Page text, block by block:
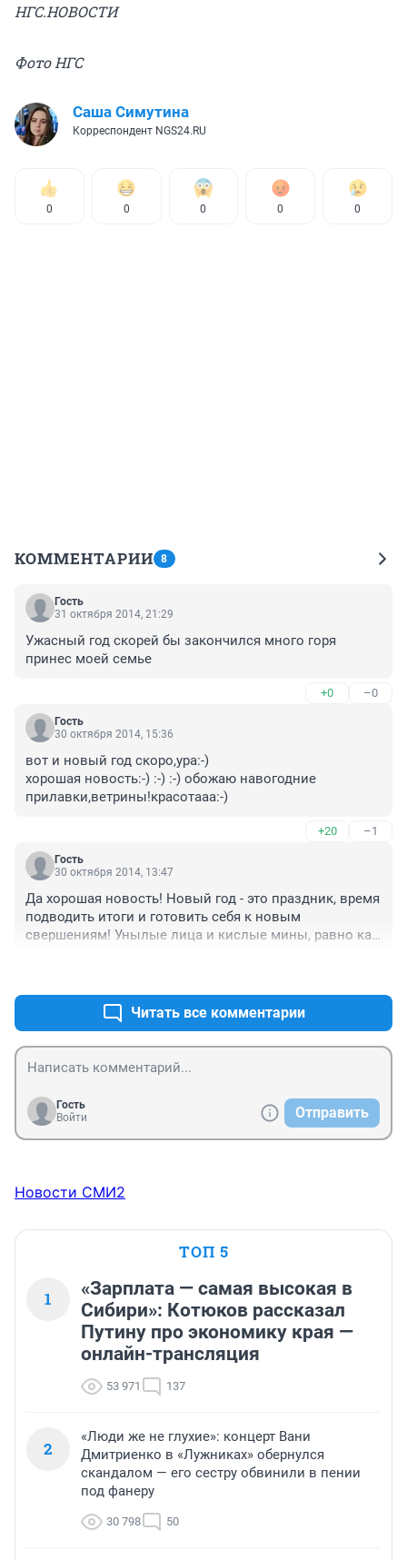
НГС.НОВОСТИ
Фото НГС
Саша Симутина
Корреспондент NGS24.RU
0 0 0 0 0
КОММЕНТАРИИ 8
Гость
31 октября 2014, 21:29
Ужасный год скорей бы закончился много горя
принес моей семье
+0 –0
Гость
30 октября 2014, 15:36
вот и новый год скоро,ура:-)
хорошая новость:-) :-) :-) обожаю навогодние
+20 –1
Гость
30 октября 2014, 13:47
Да хорошая новость! Новый год - это праздник, время
подводить итоги и готовить себя к новым
свершениям! Унылые лица и кислые мины, равно как
Читать все комментарии
Гость
Войти
Отправить
Новости СМИ2
ТОП 5
1
«Зарплата — самая высокая в
Сибири»: Котюков рассказал
Путину про экономику края —
онлайн-трансляция
53 971 137
2
«Люди же не глухие»: концерт Вани
Дмитриенко в «Лужниках» обернулся
скандалом — его сестру обвинили в пении
под фанеру
30 798 50